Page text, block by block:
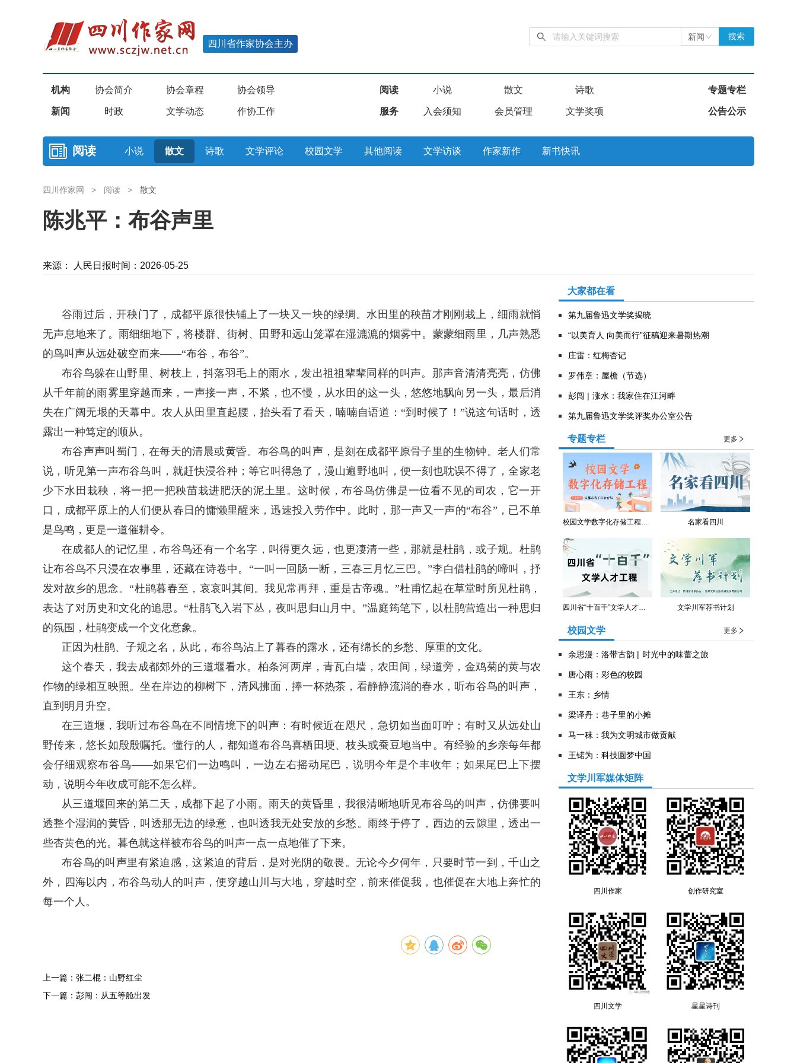
四川省作家协会主办
新闻 搜索
机构 协会简介 协会章程 协会领导 阅读 小说 散文 诗歌 专题专栏
新闻 时政 文学动态 作协工作 服务 入会须知 会员管理 文学奖项 公告公示
阅读 小说 散文 诗歌 文学评论 校园文学 其他阅读 文学访谈 作家新作 新书快讯
四川作家网 > 阅读 > 散文
陈兆平：布谷声里
来源： 人民日报时间：2026-05-25
谷雨过后，开秧门了，成都平原很快铺上了一块又一块的绿绸。水田里的秧苗才刚刚栽上，细雨就悄
无声息地来了。雨细细地下，将楼群、街树、田野和远山笼罩在湿漉漉的烟雾中。蒙蒙细雨里，几声熟悉
的鸟叫声从远处破空而来——“布谷，布谷”。
布谷鸟躲在山野里、树枝上，抖落羽毛上的雨水，发出祖祖辈辈同样的叫声。那声音清清亮亮，仿佛
从千年前的雨雾里穿越而来，一声接一声，不紧，也不慢，从水田的这一头，悠悠地飘向另一头，最后消
失在广阔无垠的天幕中。农人从田里直起腰，抬头看了看天，喃喃自语道：“到时候了！”说这句话时，透
露出一种笃定的顺从。
布谷声声叫蜀门，在每天的清晨或黄昏。布谷鸟的叫声，是刻在成都平原骨子里的生物钟。老人们常
说，听见第一声布谷鸟叫，就赶快浸谷种；等它叫得急了，漫山遍野地叫，便一刻也耽误不得了，全家老
少下水田栽秧，将一把一把秧苗栽进肥沃的泥土里。这时候，布谷鸟仿佛是一位看不见的司农，它一开
口，成都平原上的人们便从春日的慵懒里醒来，迅速投入劳作中。此时，那一声又一声的“布谷”，已不单
是鸟鸣，更是一道催耕令。
在成都人的记忆里，布谷鸟还有一个名字，叫得更久远，也更凄清一些，那就是杜鹃，或子规。杜鹃
让布谷鸟不只浸在农事里，还藏在诗卷中。“一叫一回肠一断，三春三月忆三巴。”李白借杜鹃的啼叫，抒
发对故乡的思念。“杜鹃暮春至，哀哀叫其间。我见常再拜，重是古帝魂。”杜甫忆起在草堂时所见杜鹃，
表达了对历史和文化的追思。“杜鹃飞入岩下丛，夜叫思归山月中。”温庭筠笔下，以杜鹃营造出一种思归
的氛围，杜鹃变成一个文化意象。
正因为杜鹃、子规之名，从此，布谷鸟沾上了暮春的露水，还有绵长的乡愁、厚重的文化。
这个春天，我去成都郊外的三道堰看水。柏条河两岸，青瓦白墙，农田间，绿道旁，金鸡菊的黄与农
作物的绿相互映照。坐在岸边的柳树下，清风拂面，捧一杯热茶，看静静流淌的春水，听布谷鸟的叫声，
直到明月升空。
在三道堰，我听过布谷鸟在不同情境下的叫声：有时候近在咫尺，急切如当面叮咛；有时又从远处山
野传来，悠长如殷殷嘱托。懂行的人，都知道布谷鸟喜栖田埂、枝头或蚕豆地当中。有经验的乡亲每年都
会仔细观察布谷鸟——如果它们一边鸣叫，一边左右摇动尾巴，说明今年是个丰收年；如果尾巴上下摆
动，说明今年收成可能不怎么样。
从三道堰回来的第二天，成都下起了小雨。雨天的黄昏里，我很清晰地听见布谷鸟的叫声，仿佛要叫
透整个湿润的黄昏，叫透那无边的绿意，也叫透我无处安放的乡愁。雨终于停了，西边的云隙里，透出一
些杏黄色的光。暮色就这样被布谷鸟的叫声一点一点地催了下来。
布谷鸟的叫声里有紧迫感，这紧迫的背后，是对光阴的敬畏。无论今夕何年，只要时节一到，千山之
外，四海以内，布谷鸟动人的叫声，便穿越山川与大地，穿越时空，前来催促我，也催促在大地上奔忙的
每一个人。
上一篇：张二棍：山野红尘
下一篇：彭闯：从五等舱出发
大家都在看
第九届鲁迅文学奖揭晓
“以美育人 向美而行”征稿迎来暑期热潮
庄雷：红梅杏记
罗伟章：屋檐（节选）
彭闯 | 涨水：我家住在江河畔
第九届鲁迅文学奖评奖办公室公告
专题专栏 更多
校园文学数字化存储工程（青羊区教育局） 名家看四川
四川省“十百千”文学人才工程 文学川军荐书计划
校园文学 更多
余思漫：洛带古韵 | 时光中的味蕾之旅
唐心雨：彩色的校园
王东：乡情
​梁译丹：巷子里的小摊
马一秣：我为文明城市做贡献
王锘为：科技圆梦中国
文学川军媒体矩阵
四川作家 创作研究室
四川文学 星星诗刊